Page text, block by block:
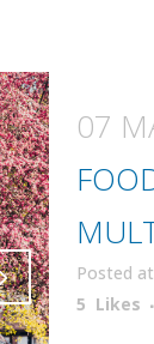
Attiva comando
07
Posted
5 Likes